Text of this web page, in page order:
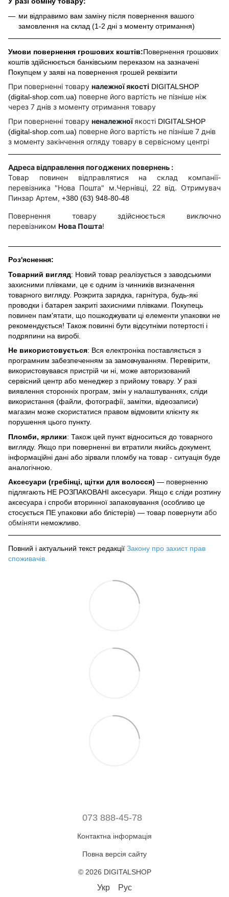
ми відправимо вам заміну після повернення вашого
замовлення на склад (1-2 дні з моменту отримання)
Умови повернення грошових коштів:Повернення грошових
коштів здійснюється банківським переказом на зазначені
Покупцем у заяві на повернення грошей реквізити
При поверненні товару належної якості DIGITALSHOP
(digital-shop.com.ua) поверне його вартість не пізніше ніж
через 7 днів з моменту отримання товару
При поверненні товару неналежноїякості DIGITALSHOP
(digital-shop.com.ua) поверне його вартість не пізніше 7 днів
з моменту закінчення огляду товару в сервісному центрі
Адреса відправлення погоджених повернень :
Товар повинен відправлятися на склад компанії-
перевізника "Нова Пошта" м.Чернівці, 22 від. Отримувач
Пинзар Артем, +380 (63) 948-80-48
Повернення товару здійснюється виключно
перевізником Нова Пошта!
Роз'яснення:
Товарний вигляд: Новий товар реалізується з заводськими
захисними плівками, це є одним із чинників визначення
товарного вигляду. Розкрита зарядка, гарнітура, будь-які
проводки і батарея закриті захисними плівками. Покупець
повинен пам'ятати, що пошкоджувати ці елементи упаковки не
рекомендується! Також повинні бути відсутніми потертості і
подряпини на виробі.
Не використовується: Вся електроніка поставляється з
програмним забезпеченням за замовчуванням. Перевірити,
використовувався пристрій чи ні, може авторизований
сервісний центр або менеджер з прийому товару. У разі
виявлення сторонніх програм, змін у налаштуваннях, сліди
використання (файли, фотографії, замітки, відеозаписи)
магазин може скористатися правом відмовити клієнту як
порушення цього пункту.
Пломби, ярлики: Також цей пункт відноситься до товарного
вигляду. Якщо при поверненні ви втратили якийсь документ,
інформаційні дані або зірвали пломбу на товар - ситуація буде
аналогічною.
Аксесуари (гребінці, щітки для волосся) — поверненню
підлягають НЕ РОЗПАКОВАНІ аксесуари. Якщо є сліди розтину
аксесуара і спроби вторинної запаковування (особливо це
стосується ПЕ упаковки або блістерів) — товар повернути або
обміняти неможливо.
Повний і актуальний текст редакції Закону про захист прав
споживачів
073 888-45-78
Контактна інформація
Повна версія сайту
© 2026 DIGITALSHOP
Укр Рус